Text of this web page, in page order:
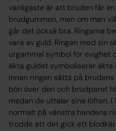
vanligaste är att bruden får
brudgummen, men om man
går det också bra. Ringarna
vara av guld. Ringen med sin
urgammal symbol för evighet
äkta guldet symboliserar äkta
Innan ringen sätts på
bön över den och brudparet
medan de uttalar sina löften. I
normalt på vänstra handens
trodde att det gick ett